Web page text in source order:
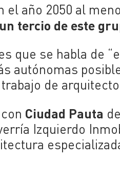
el año 2050 al
tercio de este
que se habla de
autónomas
de
Ciudad Pauta de
Izquierdo